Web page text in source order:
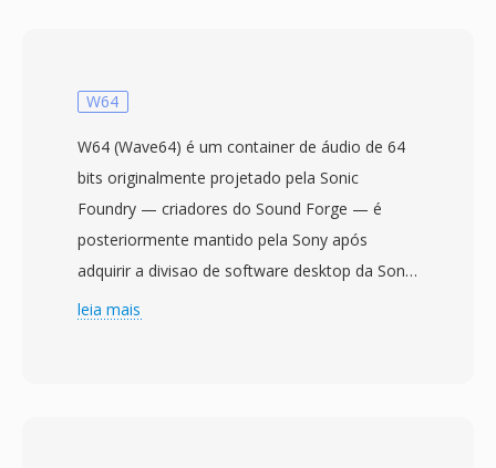
W64
W64 (Wave64) é um container de áudio de 64
bits originalmente projetado pela Sonic
Foundry — criadores do Sound Forge — é
posteriormente mantido pela Sony após
adquirir a divisao de software desktop da Sonic
Foundry em 2003. O formato aborda
leia mais